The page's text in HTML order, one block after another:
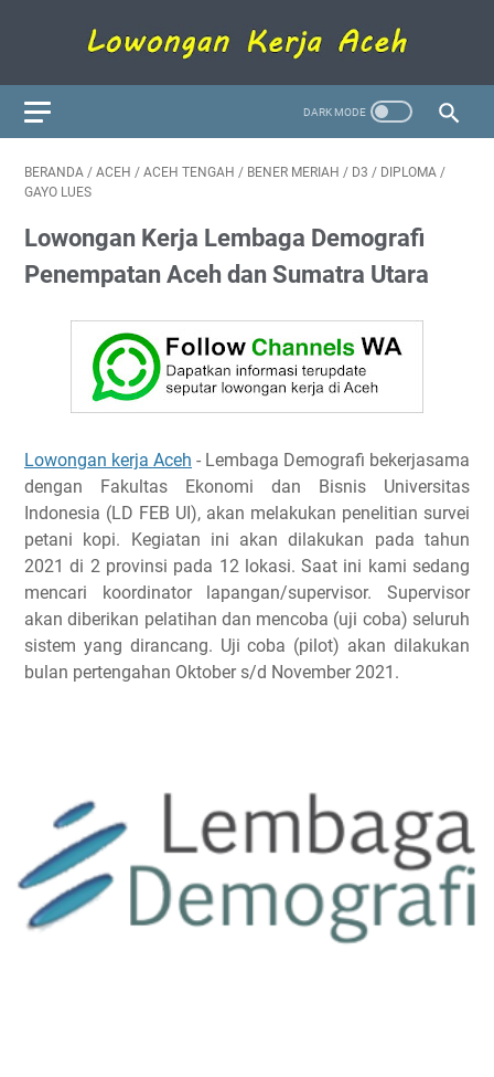
BERANDA / ACEH / ACEH TENGAH / BENER MERIAH / D3 / DIPLOMA /
GAYO LUES
Lowongan Kerja Lembaga Demografi
Penempatan Aceh dan Sumatra Utara
Lowongan kerja Aceh - Lembaga Demografi bekerjasama
dengan Fakultas Ekonomi dan Bisnis Universitas
Indonesia (LD FEB UI), akan melakukan penelitian survei
petani kopi. Kegiatan ini akan dilakukan pada tahun
2021 di 2 provinsi pada 12 lokasi. Saat ini kami sedang
mencari koordinator lapangan/supervisor. Supervisor
akan diberikan pelatihan dan mencoba (uji coba) seluruh
sistem yang dirancang. Uji coba (pilot) akan dilakukan
bulan pertengahan Oktober s/d November 2021.